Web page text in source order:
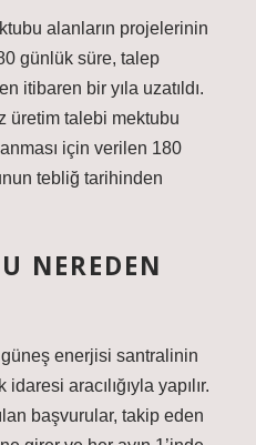
alanların projelerinin
günlük süre, talep
itibaren bir yıla uzatıldı.
üretim talebi mektubu
için verilen 180
tebliğ tarihinden
NEREDEN
enerjisi santralinin
aracılığıyla yapılır.
başvurular, takip eden